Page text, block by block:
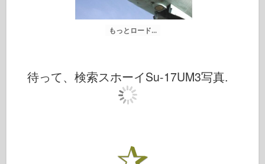
もっとロード...
待って、検索スホーイSu-17UM3写真.